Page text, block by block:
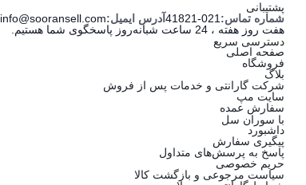
پشتیبانی
شماره تماس: 41821-021آدرس ایمیل:info@sooransell.com
هفت روز هفته ، 24 ساعت شبانه‌روز پاسخگوی شما هستیم.
دسترسی سریع
صفحه اصلی
فروشگاه
بلاگ
شرکت گارانتی و خدمات پس از فروش
سایت مپ
سفارش عمده
با سوران سل
داشبورد
پیگیری سفارش
پاسخ به پرسش‌های متداول
حریم خصوصی
سیاست مرجوعی و بازگشت کالا